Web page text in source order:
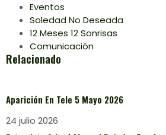
Eventos
Soledad No Deseada
12 Meses 12 Sonrisas
Comunicación
Relacionado
Aparición En Tele 5 Mayo 2026
24 julio 2026